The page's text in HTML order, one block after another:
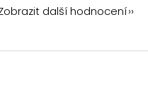
další hodnocení